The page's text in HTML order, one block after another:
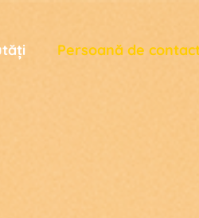
Persoană de